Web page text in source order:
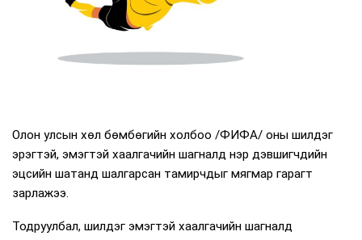
Олон улсын хөл бөмбөгийн холбоо /ФИФА/ оны шилдэг
эрэгтэй, эмэгтэй хаалгачийн шагналд нэр дэвшигчдийн
эцсийн шатанд шалгарсан тамирчдыг мягмар гарагт
зарлажээ.
Тодруулбал, шилдэг эмэгтэй хаалгачийн шагналд